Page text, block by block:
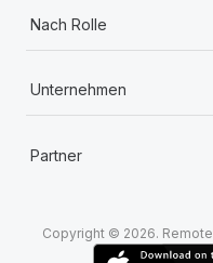
Nach Rolle
Unternehmen
Partner
Copyright © 2026.